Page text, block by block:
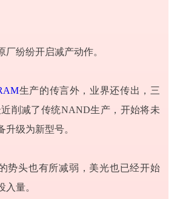
厂纷纷开启减产动作。
生产的传言外，业界还传出，三
削减了传统NAND生产，开始将未
升级为新型号。
势头也有所减弱，美光也已经开始
量。